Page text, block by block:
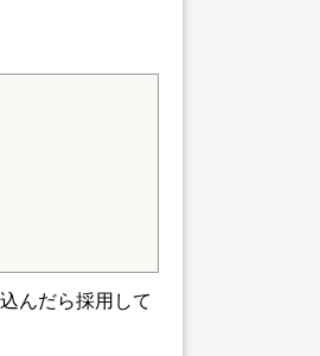
んだら採用して